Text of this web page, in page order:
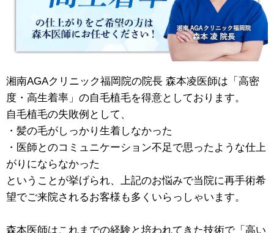
湘南AGAクリニック福岡院の院長 森本凌医師は「高密
度・高生着率」の自毛植毛を得意としております。
自毛植毛の失敗例として、
・髪の毛がしっかり生着しなかった
・医師とのコミュニケーション不足で思ったような仕上
がりにならなかった
ということが挙げられ、上記のお悩みで当院に再手術希
望でご来院されるお客様も多くいらっしゃいます。
森本医師はこれまでの経験と培われてきた技術で「高い